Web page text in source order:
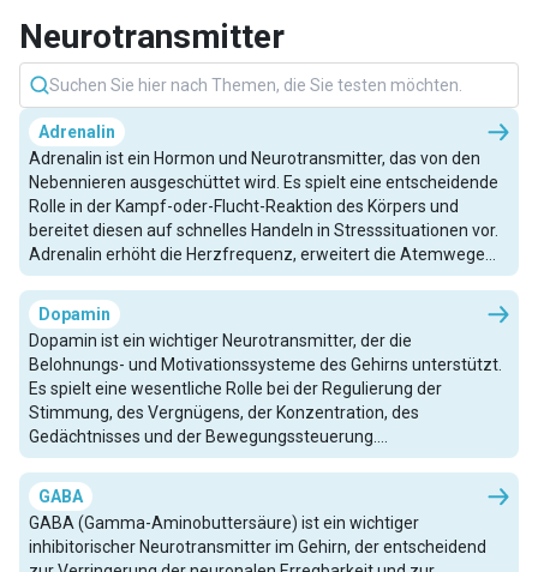
Neurotransmitter
Adrenalin
Adrenalin ist ein Hormon und Neurotransmitter, das von den
Nebennieren ausgeschüttet wird. Es spielt eine entscheidende
Rolle in der Kampf-oder-Flucht-Reaktion des Körpers und
bereitet diesen auf schnelles Handeln in Stresssituationen vor.
Adrenalin erhöht die Herzfrequenz, erweitert die Atemwege
und steigert die Verfügbarkeit von Energie, um schnelle und
effektive Überlebensreaktionen zu unterstützen.
Dopamin
Dopamin ist ein wichtiger Neurotransmitter, der die
Belohnungs- und Motivationssysteme des Gehirns unterstützt.
Es spielt eine wesentliche Rolle bei der Regulierung der
Stimmung, des Vergnügens, der Konzentration, des
Gedächtnisses und der Bewegungssteuerung.
Ungleichgewichte im Dopaminspiegel können das psychische
Wohlbefinden beeinträchtigen und stehen im Zusammenhang
mit Erkrankungen wie Depression, Angstzuständen und
Parkinson.
GABA
GABA (Gamma-Aminobuttersäure) ist ein wichtiger
inhibitorischer Neurotransmitter im Gehirn, der entscheidend